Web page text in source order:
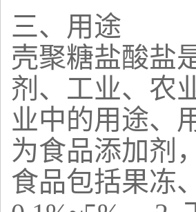
三、用途
壳聚糖盐酸盐
剂、工业、农
业中的用途、
为食品添加剂
食品包括果冻